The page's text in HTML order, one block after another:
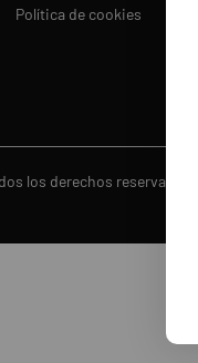
Política de cookies
los derechos reservados